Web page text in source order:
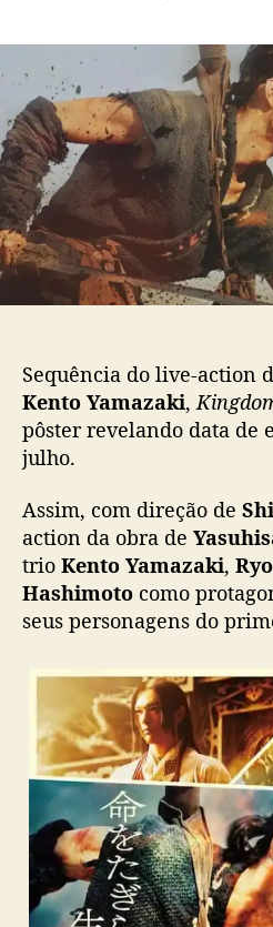
r
o
p
o
s
l
i
Sequência do live-action
Kento Yamazaki,
pôster revelando data de
julho.
Assim, com direção de
action da obra de
trio Kento Yamazaki,
Hashimoto como
seus personagens do